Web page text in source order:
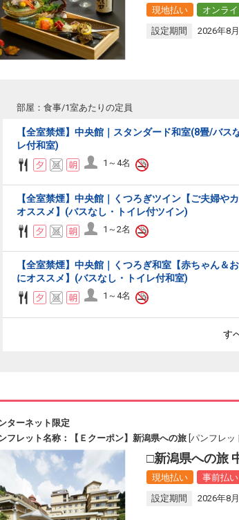
現地払い
オンラ
設定期間
2026年8
部屋：食事/1室あたりの定員
【全室禁煙】中央館｜スタンダード和室(8畳/バス
レ付和室)
1～4名
【全室禁煙】中央館｜くつろぎツイン【ご夫婦や
オススメ】(バスなし・トイレ付ツイン)
1～2名
【全室禁煙】中央館｜くつろぎ和室【赤ちゃん＆
にオススメ】(バスなし・トイレ付和室)
1～4名
す
ターネット限定
フレット名称：【Ｅクーポン】新潟県への旅 [パンフレッ
□新潟県への旅
現地払い 事前払い
設定期間
2026年8